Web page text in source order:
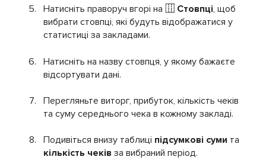
Натисніть праворуч вгорі на ⿲ Стовпці, щоб
вибрати стовпці, які будуть відображатися у
статистиці за закладами.
Натисніть на назву стовпця, у якому бажаєте
відсортувати дані.
Перегляньте виторг, прибуток, кількість чеків
та суму середнього чека в кожному закладі.
Подивіться внизу таблиці підсумкові суми та
кількість чеків за вибраний період.